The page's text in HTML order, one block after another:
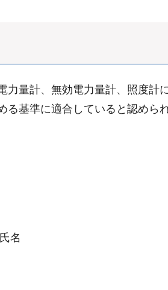
量計、無効電力量計、照度計
基準に適合していると認めら
名